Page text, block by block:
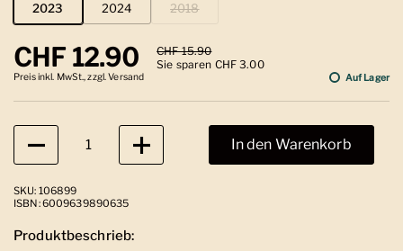
2023 2024 2018
Regulärer Preis
CHF 12.90 Sale-Preis
CHF 15.90
Sie sparen CHF 3.00
Preis inkl. MwSt., zzgl. Versand Auf Lager
Anzahl
In den Warenkorb
SKU: 106899
ISBN: 6009639890635
Produktbeschrieb: